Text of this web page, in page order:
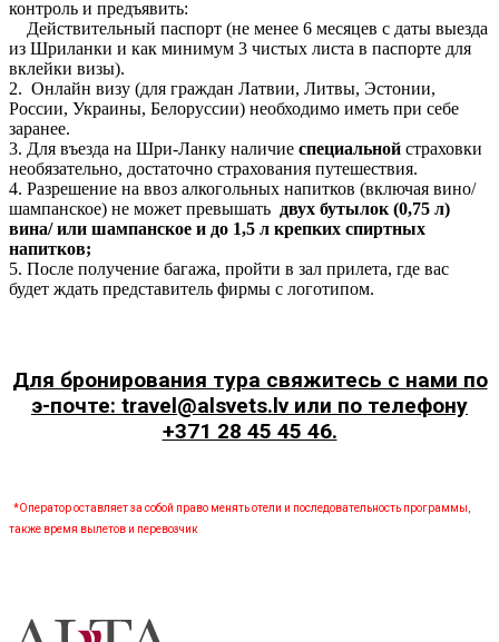
контроль и предъявить:
Действительный паспорт (не менее 6 месяцев с даты выезда
из Шриланки и как минимум 3 чистых листа в паспорте для
вклейки визы).
2. Онлайн визу (для граждан Латвии, Литвы, Эстонии,
России, Украины, Белоруссии) необходимо иметь при себе
заранее.
3. Для въезда на Шри-Ланку наличие специальной страховки
необязательно, достаточно страхования путешествия.
4. Разрешение на ввоз алкогольных напитков (включая вино/
шампанское) не может превышать двух бутылок (0,75 л)
вина/ или шампанское и до 1,5 л крепких спиртных
напитков;
5. После получение багажа, пройти в зал прилета, где вас
будет ждать представитель фирмы с логотипом.
Для бронирования тура свяжитесь с нами по
э-почте: travel@alsvets.lv или по телефону
+371 28 45 45 46.
*Оператор оставляет за собой право менять отели и последовательность программы,
также время вылетов и перевозчик